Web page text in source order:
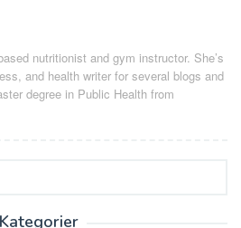
nutritionist and gym instructor. She’s
and health writer for several blogs and
degree in Public Health from
Kategorier